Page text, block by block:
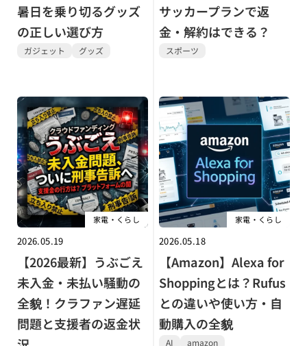
暑日を乗り切るグッズ
の正しい選び方
ガジェット グッズ
サッカープランで返
金・解約はできる？
スポーツ
家電・くらし
2026.05.19
【2026最新】うぶごえ
未入金・未払い騒動の
全貌！クラファン遅延
問題と支援者の返金状
家電・くらし
2026.05.18
【Amazon】Alexa for
Shoppingとは？Rufus
との違いや使い方・自
動購入の全貌
AI amazon